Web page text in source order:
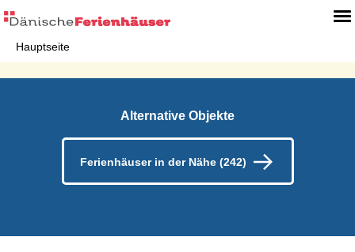
Hauptseite
Alternative Objekte
Ferienhäuser in der Nähe (242)